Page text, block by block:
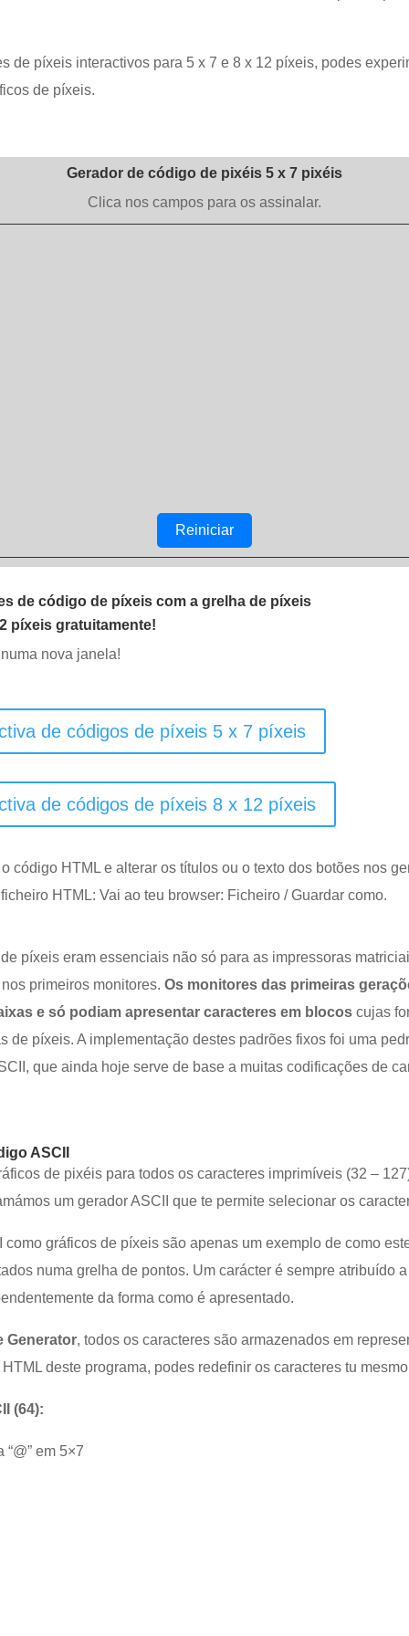
de píxeis interactivos para 5 x 7 e 8 x 12 píxeis, podes
de píxeis.
Gerador de código de pixéis 5 x 7 pixéis
Clica nos campos para os assinalar.
Reiniciar
de código de píxeis com a grelha de píxeis
píxeis gratuitamente!
nova janela!
de códigos de píxeis 5 x 7 píxeis
de códigos de píxeis 8 x 12 píxeis
código HTML e alterar os títulos ou o texto dos botões nos
HTML: Vai ao teu browser: Ficheiro / Guardar como.
píxeis eram essenciais não só para as impressoras
primeiros monitores.Os monitores das primeiras
e só podiam apresentar caracteres em blocos cujas
de píxeis. A implementação destes padrões fixos foi uma
que ainda hoje serve de base a muitas codificações de
ASCII
de pixéis para todos os caracteres imprimíveis (32 –
um gerador ASCII que te permite selecionar os
como gráficos de píxeis são apenas um exemplo de como
numa grelha de pontos. Um carácter é sempre atribuído
da forma como é apresentado.
Generator, todos os caracteres são armazenados em
deste programa, podes redefinir os caracteres tu
(64):
em 5×7